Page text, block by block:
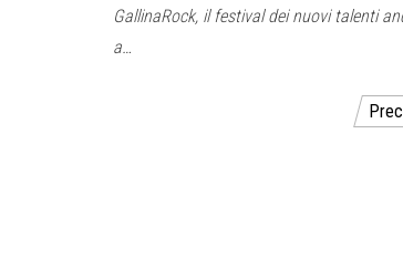
GallinaRock, il festival dei nuovi talenti
a…